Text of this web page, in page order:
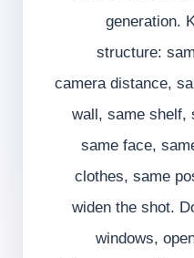
generation.
structure:
camera distance,
wall, same shelf,
same face,
clothes, same
widen the shot.
windows,